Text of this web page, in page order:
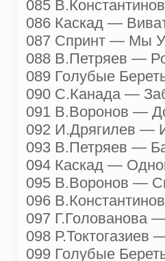
085
086 Каскад —
087 Спринт — Мы
088 В.Петряев —
089 Голубые
090 С.Канада —
091 В.Воронов —
092 И.Дрягилев —
093 В.Петряев —
094 Каскад —
095 В.Воронов —
096
097 Г.Голованова
098
099 Голубые